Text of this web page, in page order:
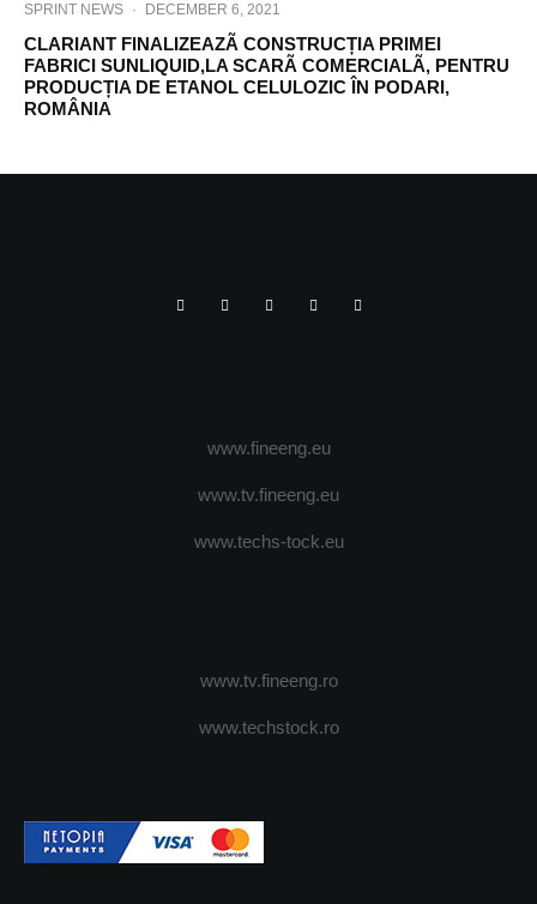
SPRINT NEWS · DECEMBER 6, 2021
CLARIANT FINALIZEAZÃ CONSTRUCȚIA PRIMEI
FABRICI SUNLIQUID,LA SCARÃ COMERCIALÃ, PENTRU
PRODUCȚIA DE ETANOL CELULOZIC ÎN PODARI,
ROMÂNIA
www.fineeng.eu
www.tv.fineeng.eu
www.techs-tock.eu
www.tv.fineeng.ro
www.techstock.ro